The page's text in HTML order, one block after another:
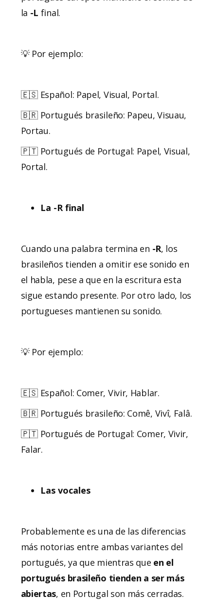
la -L final.
💡 Por ejemplo:
🇪🇸 Español: Papel, Visual, Portal.
🇧🇷 Portugués brasileño: Papeu, Visuau,
Portau.
🇵🇹 Portugués de Portugal: Papel, Visual,
Portal.
La -R final
Cuando una palabra termina en -R, los
brasileños tienden a omitir ese sonido en
el habla, pese a que en la escritura esta
sigue estando presente. Por otro lado, los
portugueses mantienen su sonido.
💡 Por ejemplo:
🇪🇸 Español: Comer, Vivir, Hablar.
🇧🇷 Portugués brasileño: Comê, Vivî, Falâ.
🇵🇹 Portugués de Portugal: Comer, Vivir,
Falar.
Las vocales
Probablemente es una de las diferencias
más notorias entre ambas variantes del
portugués, ya que mientras que en el
portugués brasileño tienden a ser más
abiertas, en Portugal son más cerradas.